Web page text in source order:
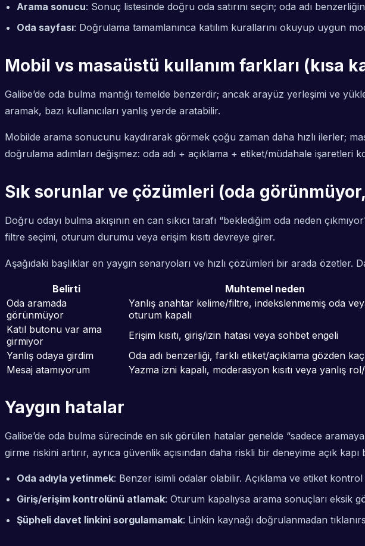
Arama sonucu: Sonuç listesinde doğru oda satırını seçin; oda adı
Oda sayfası: Doğrulama tamamlanınca katılım kurallarını okuyup uygun
Mobil vs masaüstü kullanım farkları (kısa
Galibe’de oda bulma mantığı temelde benzerdir; ancak arayüz yerleşimi ve
aramak, bazı kullanıcıları yanlış yerde aratabilir.
Mobilde arama sonucunu kaydırarak görmek çoğu zaman daha hızlı ilerler;
doğrulama adımları değişmez: oda adı + açıklama + etiket/müdahale işaretleri
Sık sorunlar ve çözümleri (oda
Doğru odayı bulma akışının en can sıkıcı tarafı “beklediğim oda neden
filtre seçimi, oturum durumu veya erişim kısıtı devreye girer.
Aşağıdaki başlıklar en yaygın senaryoları ve hızlı çözümleri bir arada
Belirti Muhtemel neden
Oda aramada
görünmüyor
Yanlış anahtar kelime/filtre, indekslenmemiş oda
oturum kapalı
Katıl butonu var ama
girmiyor
Erişim kısıtı, giriş/izin hatası veya sohbet engeli
Yanlış odaya girdim
Oda adı benzerliği, farklı etiket/açıklama gözden
Mesaj atamıyorum
Yazma izni kapalı, moderasyon kısıtı veya yanlış
Yaygın hatalar
Galibe’de oda bulma sürecinde en sık görülen hatalar genelde “sadece
girme riskini artırır, ayrıca güvenlik açısından daha riskli bir deneyime açık kapı
Oda adıyla yetinmek: Benzer isimli odalar olabilir. Açıklama ve etiket kontrol
Giriş/erişim kontrolünü atlamak: Oturum kapalıysa arama sonuçları eksik
Şüpheli davet linkini sorgulamamak: Linkin kaynağı doğrulanmadan